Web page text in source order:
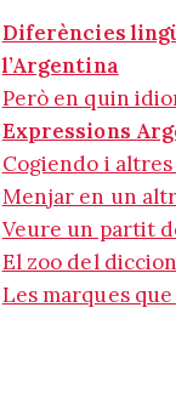
Diferències
l’Argentina
Però en quin
Expressions
Cogiendo i altres
Menjar en un
Veure un partit
El zoo del
Les marques